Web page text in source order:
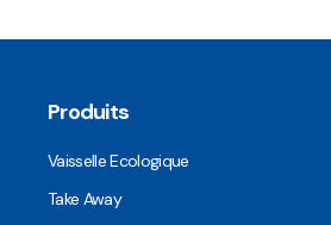
Produits
Vaisselle Ecologique
Take Away